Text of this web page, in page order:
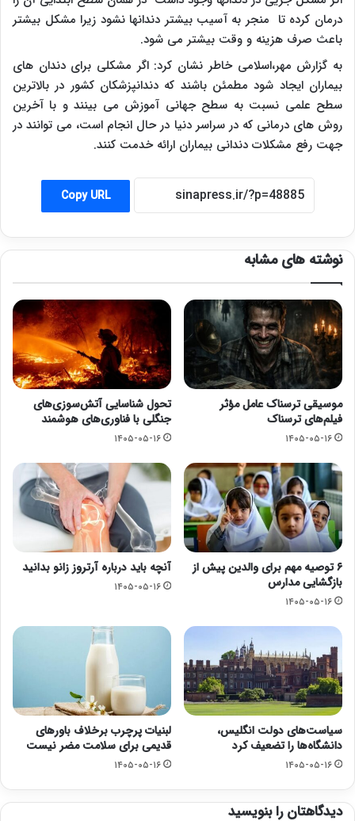
درمان کرده تا منجر به آسیب بیشتر دندانها نشود زیرا مشکل بیشتر
باعث صرف هزینه و وقت بیشتر می شود.
به گزارش مهر،اسلامی خاطر نشان کرد: اگر مشکلی برای دندان های
بیماران ایجاد شود مطمئن باشند که دندانپزشکان کشور در بالاترین
سطح علمی نسبت به سطح جهانی آموزش می بینند و با آخرین
روش های درمانی که در سراسر دنیا در حال انجام است، می توانند در
جهت رفع مشکلات دندانی بیماران ارائه خدمت کنند.
Copy URL
نوشته های مشابه
موسیقی ترسناک عامل مؤثر
فیلم‌های ترسناک
۱۴۰۵-۰۵-۱۶
تحول شناسایی آتش‌سوزی‌های
جنگلی با فناوری‌های هوشمند
۱۴۰۵-۰۵-۱۶
۶ توصیه مهم برای والدین پیش از
بازگشایی مدارس
۱۴۰۵-۰۵-۱۶
آنچه باید درباره آرتروز زانو بدانید
۱۴۰۵-۰۵-۱۶
سیاست‌های دولت انگلیس،
دانشگاه‌ها را تضعیف کرد
۱۴۰۵-۰۵-۱۶
لبنیات پرچرب برخلاف باورهای
قدیمی برای سلامت مضر نیست
۱۴۰۵-۰۵-۱۶
دیدگاهتان را بنویسید